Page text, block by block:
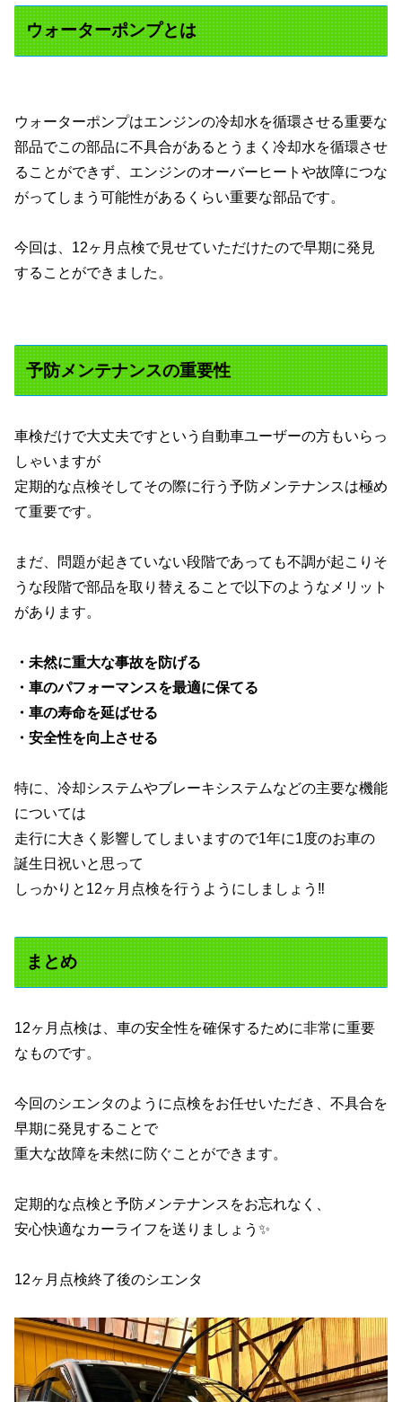
ウォーターポンプとは
ウォーターポンプはエンジンの冷却水を循環させる重要な
部品でこの部品に不具合があるとうまく冷却水を循環させ
ることができず、エンジンのオーバーヒートや故障につな
がってしまう可能性があるくらい重要な部品です。
今回は、12ヶ月点検で見せていただけたので早期に発見
することができました。
予防メンテナンスの重要性
車検だけで大丈夫ですという自動車ユーザーの方もいらっ
しゃいますが
定期的な点検そしてその際に行う予防メンテナンスは極め
て重要です。
まだ、問題が起きていない段階であっても不調が起こりそ
うな段階で部品を取り替えることで以下のようなメリット
があります。
・未然に重大な事故を防げる
・車のパフォーマンスを最適に保てる
・車の寿命を延ばせる
・安全性を向上させる
特に、冷却システムやブレーキシステムなどの主要な機能
については
走行に大きく影響してしまいますので1年に1度のお車の
誕生日祝いと思って
しっかりと12ヶ月点検を行うようにしましょう‼️
まとめ
12ヶ月点検は、車の安全性を確保するために非常に重要
なものです。
今回のシエンタのように点検をお任せいただき、不具合を
早期に発見することで
重大な故障を未然に防ぐことができます。
定期的な点検と予防メンテナンスをお忘れなく、
安心快適なカーライフを送りましょう✨
12ヶ月点検終了後のシエンタ